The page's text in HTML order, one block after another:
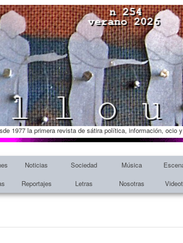
1977 la primera revista de sátira política, información, ocio
Noticias Sociedad Música
Reportajes Letras Nosotras